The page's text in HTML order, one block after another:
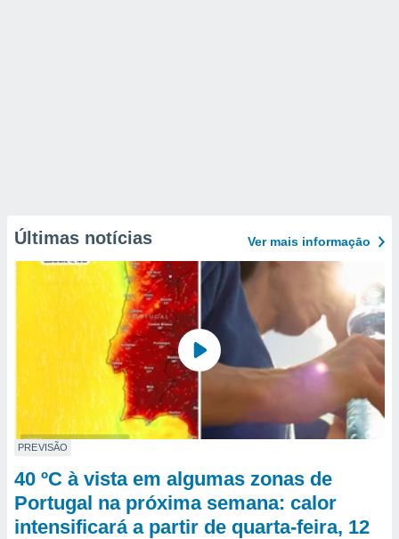
Últimas notícias Ver mais informaçāo
PREVISÃO
40 ºC à vista em algumas zonas de
Portugal na próxima semana: calor
intensificará a partir de quarta-feira, 12